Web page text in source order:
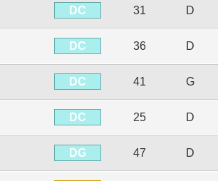
DC 31 D
DC 36 D
DC 41 G
DC 25 D
DG 47 D